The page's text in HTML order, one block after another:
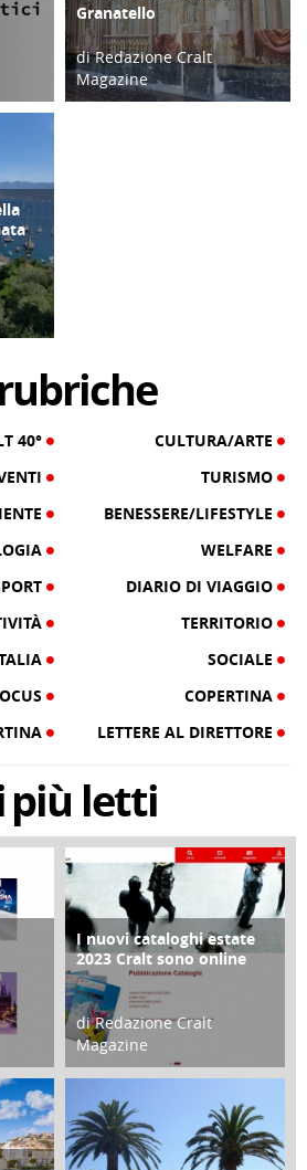
Granatello
di Redazione Cralt
Magazine
rubriche
40°
CULTURA/ARTE
TURISMO
BENESSERE/LIFESTYLE
WELFARE
DIARIO DI VIAGGIO
TERRITORIO
SOCIALE
COPERTINA
LETTERE AL DIRETTORE
più letti
CONTRO COPERTINA
I nuovi cataloghi estate
2023 Cralt sono online
di Redazione Cralt
Magazine
07 Marzo 2023